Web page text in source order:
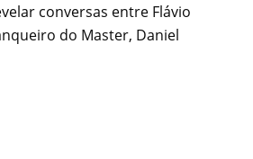
conversas entre Flávio
do Master, Daniel